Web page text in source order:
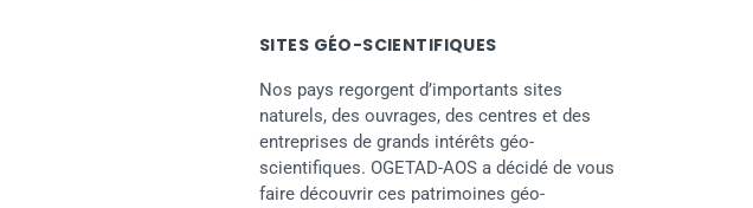
SITES GÉO-SCIENTIFIQUES
Nos pays regorgent d’importants sites
naturels, des ouvrages, des centres et des
entreprises de grands intérêts géo-
scientifiques. OGETAD-AOS a décidé de vous
faire découvrir ces patrimoines géo-